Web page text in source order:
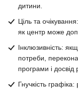
дитини.
Ціль та
як центр може
Інклюзивність:
потреби,
програми і досвід
Гнучкість